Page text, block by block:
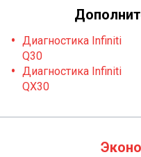
Диагностика Infiniti
Q30
Диагностика Infiniti
QX30